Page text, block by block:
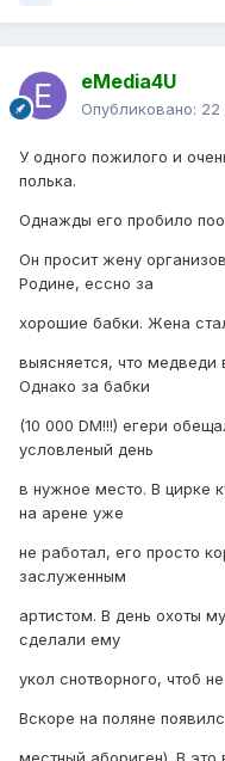
eMedia4U
Опубликовано: 22
У одного пожилого и
полька.
Однажды его пробило
Он просит жену
Родине, ессно за
хорошие бабки. Жена
выясняется, что
Однако за бабки
(10 000 DM!!!) егери
условленый день
в нужное место. В цирке
на арене уже
не работал, его просто
заслуженным
артистом. В день охоты
сделали ему
укол снотворного, чтоб
Вскоре на поляне